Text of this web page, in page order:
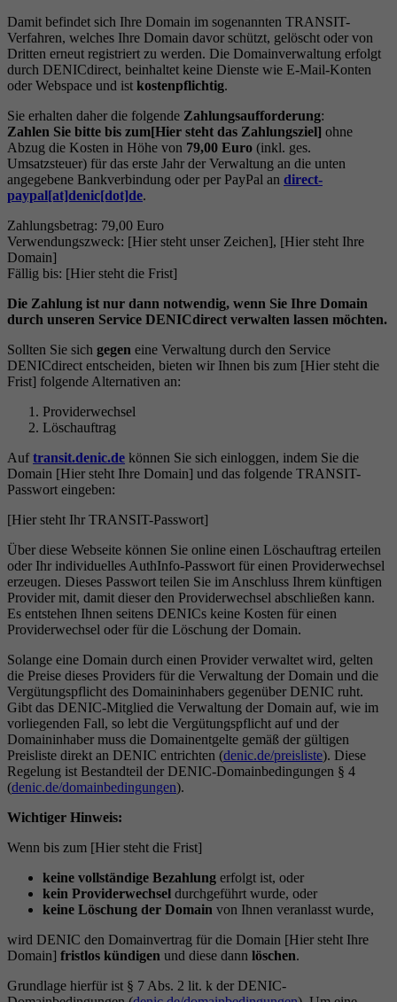
Damit befindet sich Ihre Domain im sogenannten TRANSIT-
Verfahren, welches Ihre Domain davor schützt, gelöscht oder von
Dritten erneut registriert zu werden. Die Domainverwaltung erfolgt
durch DENICdirect, beinhaltet keine Dienste wie E-Mail-Konten
oder Webspace und ist kostenpflichtig.
Sie erhalten daher die folgende Zahlungsaufforderung:
Zahlen Sie bitte bis zum[Hier steht das Zahlungsziel] ohne
Abzug die Kosten in Höhe von 79,00 Euro (inkl. ges.
Umsatzsteuer) für das erste Jahr der Verwaltung an die unten
angegebene Bankverbindung oder per PayPal an direct-
paypal[at]denic[dot]de.
Zahlungsbetrag: 79,00 Euro
Verwendungszweck: [Hier steht unser Zeichen], [Hier steht Ihre
Domain]
Fällig bis: [Hier steht die Frist]
Die Zahlung ist nur dann notwendig, wenn Sie Ihre Domain
durch unseren Service DENICdirect verwalten lassen möchten.
Sollten Sie sich gegen eine Verwaltung durch den Service
DENICdirect entscheiden, bieten wir Ihnen bis zum [Hier steht die
Frist] folgende Alternativen an:
Providerwechsel
Löschauftrag
Auftransit.denic.de können Sie sich einloggen, indem Sie die
Domain [Hier steht Ihre Domain] und das folgende TRANSIT-
Passwort eingeben:
[Hier steht Ihr TRANSIT-Passwort]
Über diese Webseite können Sie online einen Löschauftrag erteilen
oder Ihr individuelles AuthInfo-Passwort für einen Providerwechsel
erzeugen. Dieses Passwort teilen Sie im Anschluss Ihrem künftigen
Provider mit, damit dieser den Providerwechsel abschließen kann.
Es entstehen Ihnen seitens DENICs keine Kosten für einen
Providerwechsel oder für die Löschung der Domain.
Solange eine Domain durch einen Provider verwaltet wird, gelten
die Preise dieses Providers für die Verwaltung der Domain und die
Vergütungspflicht des Domaininhabers gegenüber DENIC ruht.
Gibt das DENIC-Mitglied die Verwaltung der Domain auf, wie im
vorliegenden Fall, so lebt die Vergütungspflicht auf und der
Domaininhaber muss die Domainentgelte gemäß der gültigen
Preisliste direkt an DENIC entrichten (denic.de/preisliste). Diese
Regelung ist Bestandteil der DENIC-Domainbedingungen § 4
(denic.de/domainbedingungen).
Wichtiger Hinweis:
Wenn bis zum [Hier steht die Frist]
keine vollständige Bezahlung erfolgt ist, oder
kein Providerwechsel durchgeführt wurde, oder
keine Löschung der Domain von Ihnen veranlasst wurde,
wird DENIC den Domainvertrag für die Domain [Hier steht Ihre
Domain] fristlos kündigen und diese dann löschen.
Grundlage hierfür ist § 7 Abs. 2 lit. k der DENIC-